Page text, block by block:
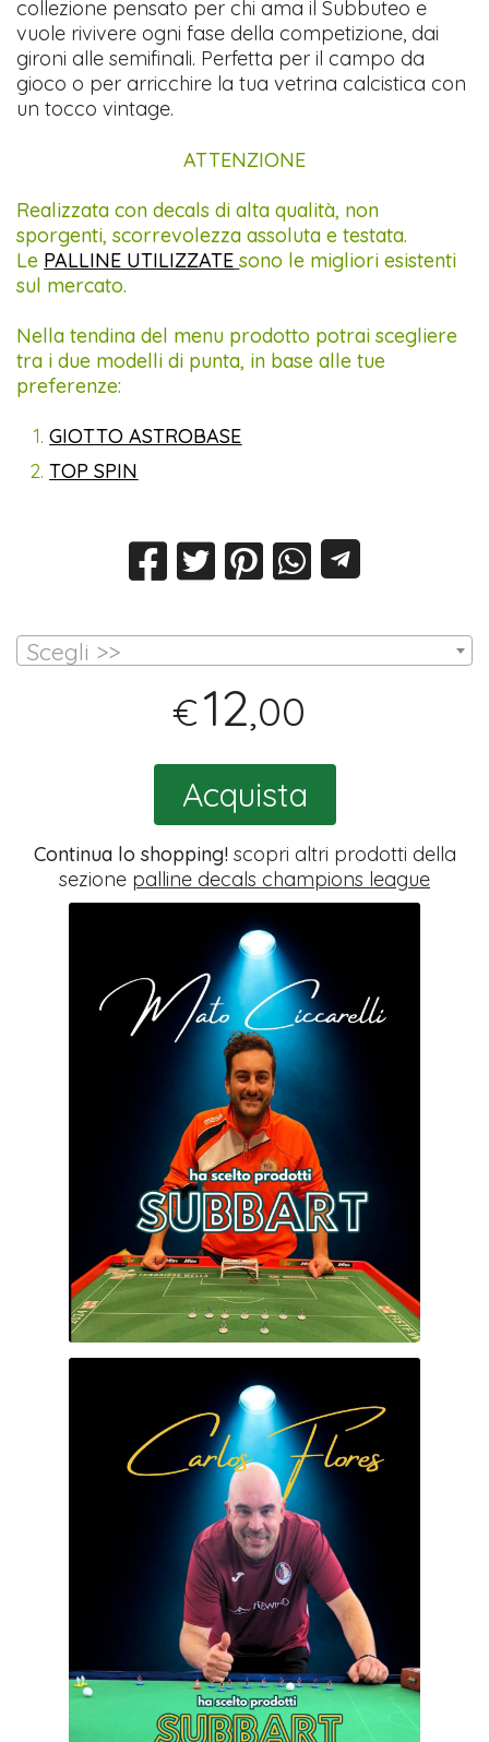
collezione pensato per chi ama il Subbuteo e
vuole rivivere ogni fase della competizione, dai
gironi alle semifinali. Perfetta per il campo da
gioco o per arricchire la tua vetrina calcistica con
un tocco vintage.
ATTENZIONE
Realizzata con decals di alta qualità, non
sporgenti, scorrevolezza assoluta e testata.
Le PALLINE UTILIZZATE sono le migliori esistenti
sul mercato.
Nella tendina del menu prodotto potrai scegliere
tra i due modelli di punta, in base alle tue
preferenze:
GIOTTO ASTROBASE
TOP SPIN
Scegli >>
€12,00
Acquista
Continua lo shopping!scopri altri prodotti della
sezione palline decals champions league